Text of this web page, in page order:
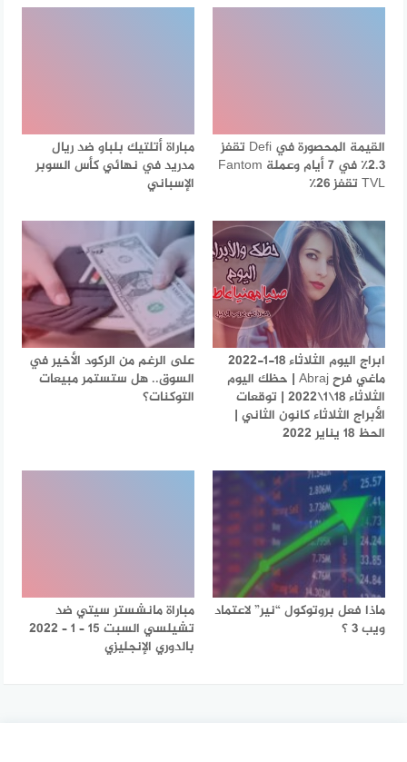
القيمة المحصورة في Defi تقفز
2.3٪ في 7 أيام وعملة Fantom
TVL تقفز 26٪
مباراة أتلتيك بلباو ضد ريال
مدريد في نهائي كأس السوبر
الإسباني
ابراج اليوم الثلاثاء 18-1-2022
ماغي فرح Abraj | حظك اليوم
الثلاثاء 18\1\2022 | توقعات
الأبراج الثلاثاء كانون الثاني |
الحظ 18 يناير 2022
على الرغم من الركود الأخير في
السوق.. هل ستستمر مبيعات
التوكنات؟
ماذا فعل بروتوكول “نير” لاعتماد
ويب 3 ؟
مباراة مانشستر سيتي ضد
تشيلسي السبت 15 – 1 – 2022
بالدوري الإنجليزي